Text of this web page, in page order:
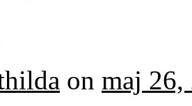
on maj 26,